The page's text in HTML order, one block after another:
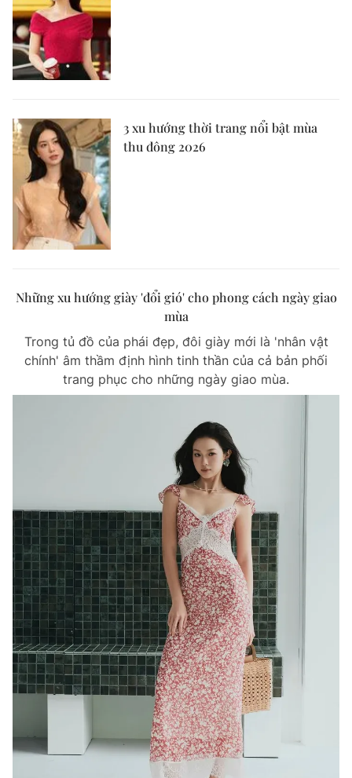
3 xu hướng thời trang nổi bật mùa
thu đông 2026
Những xu hướng giày 'đổi gió' cho phong cách ngày giao
mùa
Trong tủ đồ của phái đẹp, đôi giày mới là 'nhân vật
chính' âm thầm định hình tinh thần của cả bản phối
trang phục cho những ngày giao mùa.